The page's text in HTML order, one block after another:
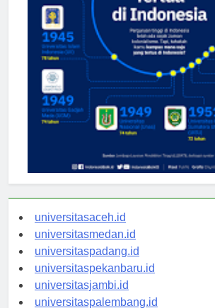
universitasaceh.id
universitasmedan.id
universitaspadang.id
universitaspekanbaru.id
universitasjambi.id